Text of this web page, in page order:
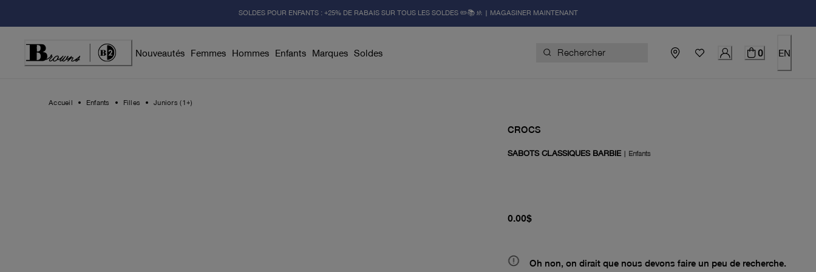
SOLDES POUR ENFANTS : +25% DE RABAIS SUR TOUS LES SOLDES ✏️📚🚸 | MAGASINER MAINTENANT
Nouveautés Femmes Hommes Enfants Marques Soldes 0 EN
Accueil Enfants Filles Juniors (1+)
CROCS
SABOTS CLASSIQUES BARBIE | Enfants
0.00$
prix actuel 0.00$
Oh non, on dirait que nous devons faire un peu de recherche.